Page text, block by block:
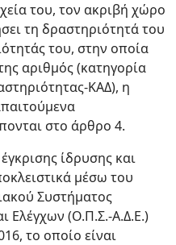
του, τον ακριβή χώρο
τη δραστηριότητά του
του, στην οποία
αριθμός (κατηγορία
ΚΑΔ), η
στο άρθρο 4.
ίδρυσης και
μέσω του
Συστήματος
Ελέγχων (Ο.Π.Σ.-Α.Δ.Ε.)
το οποίο είναι